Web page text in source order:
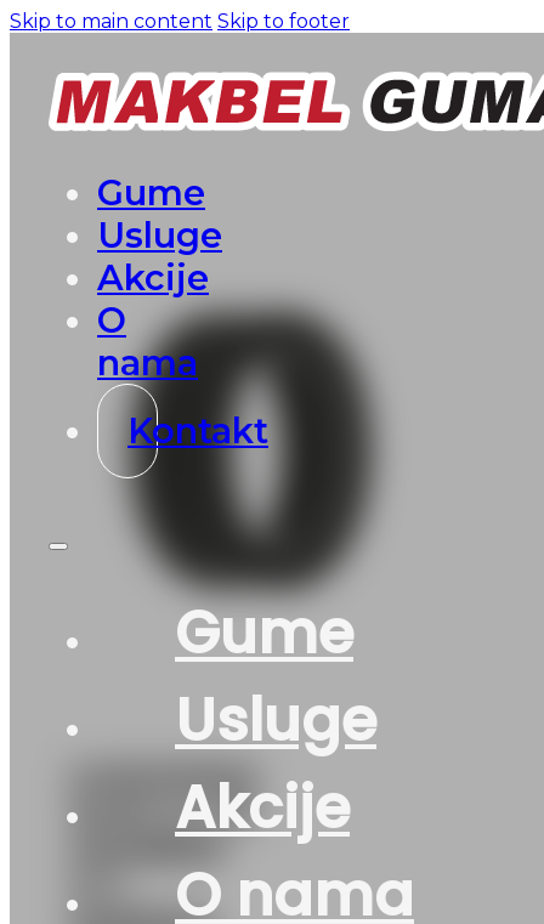
Skip to main content Skip to footer
Gume
Usluge
Akcije
O
nama
Kontakt
Gume
Usluge
Akcije
O nama
G235/50R20
104W XL FR